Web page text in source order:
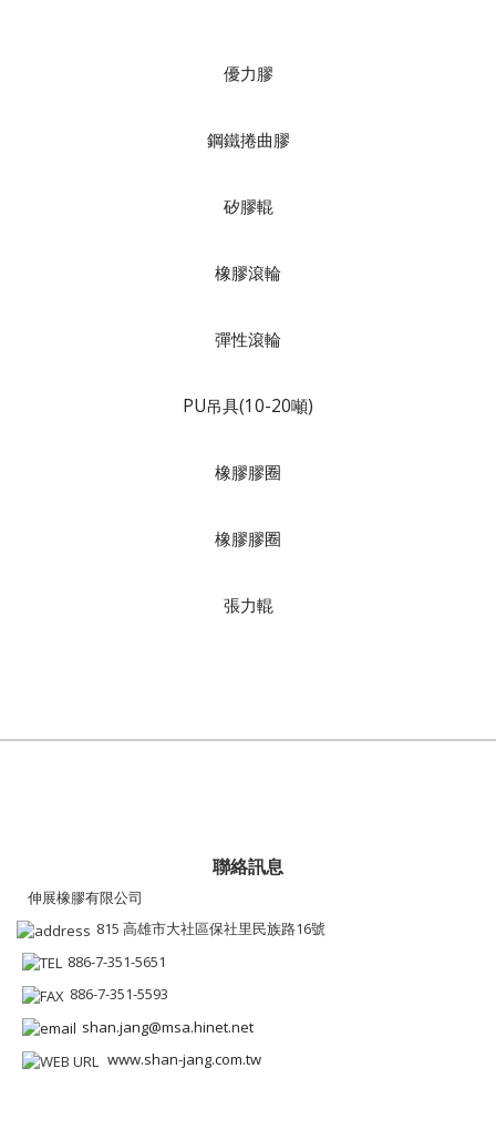
優力膠
鋼鐵捲曲膠
矽膠輥
橡膠滾輪
彈性滾輪
PU吊具(10-20噸)
橡膠膠圈
橡膠膠圈
張力輥
聯絡訊息
伸展橡膠有限公司
815 高雄市大社區保社里民族路16號
886-7-351-5651
886-7-351-5593
shan.jang@msa.hinet.net
www.shan-jang.com.tw